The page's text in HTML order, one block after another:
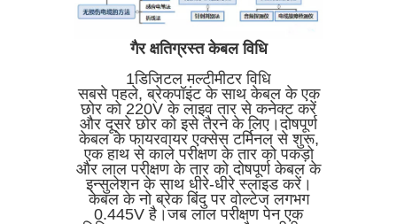
गैर क्षतिग्रस्त केबल विधि
1डिजिटल मल्टीमीटर विधि
सबसे पहले, ब्रेकपॉइंट के साथ केबल के एक
छोर को 220V के लाइव तार से कनेक्ट करें
और दूसरे छोर को इसे तैरने के लिए।दोषपूर्ण
केबल के फायरवायर एक्सेस टर्मिनल से शुरू,
एक हाथ से काले परीक्षण के तार को पकड़ो
और लाल परीक्षण के तार को दोषपूर्ण केबल के
इन्सुलेशन के साथ धीरे-धीरे स्लाइड करें।
केबल के नो ब्रेक बिंदु पर वोल्टेज लगभग
0.445V है।जब लाल परीक्षण पेन एक